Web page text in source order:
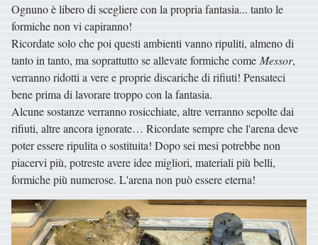
Ognuno è libero di scegliere con la propria fantasia... tanto le
formiche non vi capiranno!
Ricordate solo che poi questi ambienti vanno ripuliti, almeno di
tanto in tanto, ma soprattutto se allevate formiche come Messor,
verranno ridotti a vere e proprie discariche di rifiuti! Pensateci
bene prima di lavorare troppo con la fantasia.
Alcune sostanze verranno rosicchiate, altre verranno sepolte dai
rifiuti, altre ancora ignorate… Ricordate sempre che l'arena deve
poter essere ripulita o sostituita! Dopo sei mesi potrebbe non
piacervi più, potreste avere idee migliori, materiali più belli,
formiche più numerose. L'arena non può essere eterna!